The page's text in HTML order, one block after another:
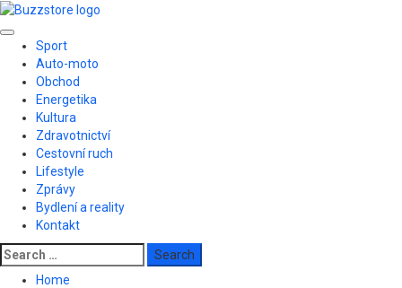
Skip
content
Primary
Menu
Sport
Auto-moto
Obchod
Energetika
Kultura
Zdravotnictví
Cestovní ruch
Lifestyle
Zprávy
Bydlení a reality
Kontakt
Search
for:
Home